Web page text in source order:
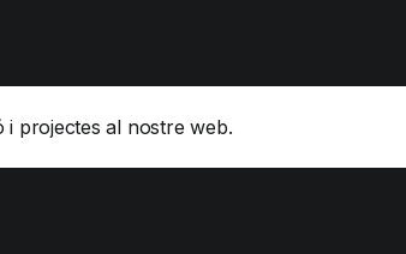
i projectes al nostre web.